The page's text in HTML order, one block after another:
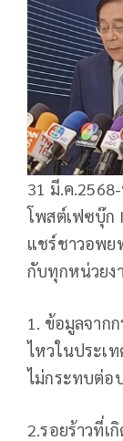
31 มี.ค
โพสต์เฟซบุ๊ก
แชร์ชาวอพย
กับทุกหน่วยง
1. ข้อมูลจาก
ไหวในประเ
ไม่กระทบต่อ
2.รอยร้าวที่เ